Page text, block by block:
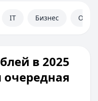
IT Бизнес
в 2025
очередная